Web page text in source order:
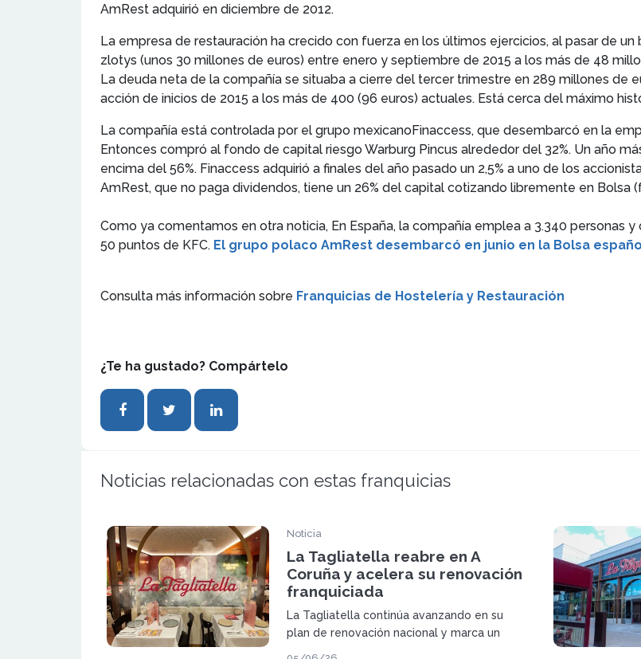
AmRest adquirió en diciembre de 2012.
La empresa de restauración ha crecido con fuerza en los últimos ejercicios, al pasar de
zlotys (unos 30 millones de euros) entre enero y septiembre de 2015 a los más de 48
La deuda neta de la compañía se situaba a cierre del tercer trimestre en 289 millones de
acción de inicios de 2015 a los más de 400 (96 euros) actuales. Está cerca del máximo
La compañía está controlada por el grupo mexicanoFinaccess, que desembarcó en la
Entonces compró al fondo de capital riesgo Warburg Pincus alrededor del 32%. Un año
encima del 56%. Finaccess adquirió a finales del año pasado un 2,5% a uno de los
AmRest, que no paga dividendos, tiene un 26% del capital cotizando libremente en Bolsa
Como ya comentamos en otra noticia, En España, la compañía emplea a 3.340 personas
50 puntos de KFC. El grupo polaco AmRest desembarcó en junio en la Bolsa
Consulta más información sobre Franquicias de Hostelería y Restauración
¿Te ha gustado? Compártelo
Noticias relacionadas con estas franquicias
Noticia
La Tagliatella reabre en A
Coruña y acelera su renovación
franquiciada
La Tagliatella continúa avanzando en su
plan de renovación nacional y marca un